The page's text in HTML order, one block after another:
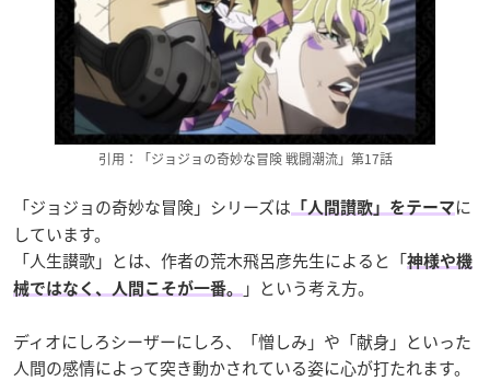
引用：「ジョジョの奇妙な冒険 戦闘潮流」第17話
「ジョジョの奇妙な冒険」シリーズは 「人間讃歌」をテーマ に
しています。
「人生讃歌」とは、作者の荒木飛呂彦先生によると「神様や機
械ではなく、人間こそが一番。
」という考え方。
ディオにしろシーザーにしろ、「憎しみ」や「献身」といった
人間の感情によって突き動かされている姿に心が打たれます。